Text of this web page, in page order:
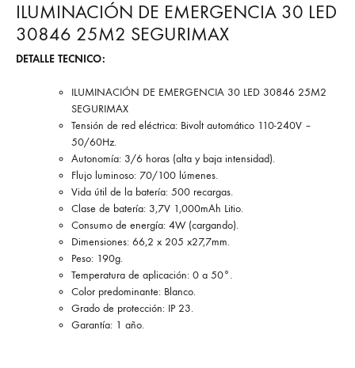
ILUMINACIÓN DE EMERGENCIA 30 LED
30846 25M2 SEGURIMAX
DETALLE TECNICO:
ILUMINACIÓN DE EMERGENCIA 30 LED 30846 25M2
SEGURIMAX
Tensión de red eléctrica: Bivolt automático 110-240V –
50/60Hz.
Autonomía: 3/6 horas (alta y baja intensidad).
Flujo luminoso: 70/100 lúmenes.
Vida útil de la batería: 500 recargas.
Clase de batería: 3,7V 1,000mAh Litio.
Consumo de energía: 4W (cargando).
Dimensiones: 66,2 x 205 x27,7mm.
Peso: 190g.
Temperatura de aplicación: 0 a 50°.
Color predominante: Blanco.
Grado de protección: IP 23.
Garantía: 1 año.